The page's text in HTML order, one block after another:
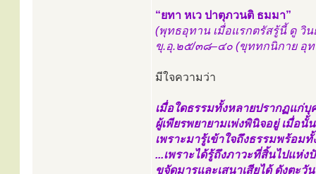
“ยทา หเว ปาตุภวนติ ธมมา”
(พุทธอุทาน เมื่อแรกตรัสรู้นี้ ดู วิ
ขุ.อุ.๒๕/๓๘–๔๐ (ขุททกนิกาย อุ
มีใจความว่า
เมื่อใดธรรมทั้งหลายปรากฏแก่บุ
ผู้เพียรพยายามเพ่งพินิจอยู่ เมื่อ
เพราะมารู้เข้าใจถึงธรรมพร้อม
...เพราะได้รู้ถึงภาวะที่สิ้นไปแห่ง
ขจัดมารและเสนาเสียได้ ดังตะ